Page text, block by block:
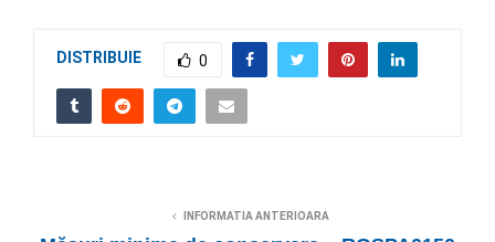
DISTRIBUIE 0
INFORMATIA ANTERIOARA